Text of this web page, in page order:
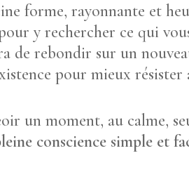
forme, rayonnante et
y rechercher ce qui
de rebondir sur un
pour mieux
un moment, au calme,
conscience simple et